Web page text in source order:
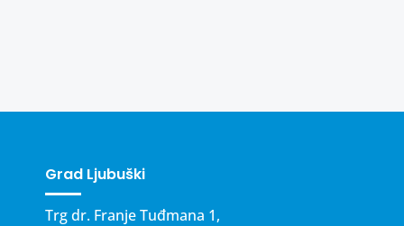
Grad Ljubuški
Trg dr. Franje Tuđmana 1,